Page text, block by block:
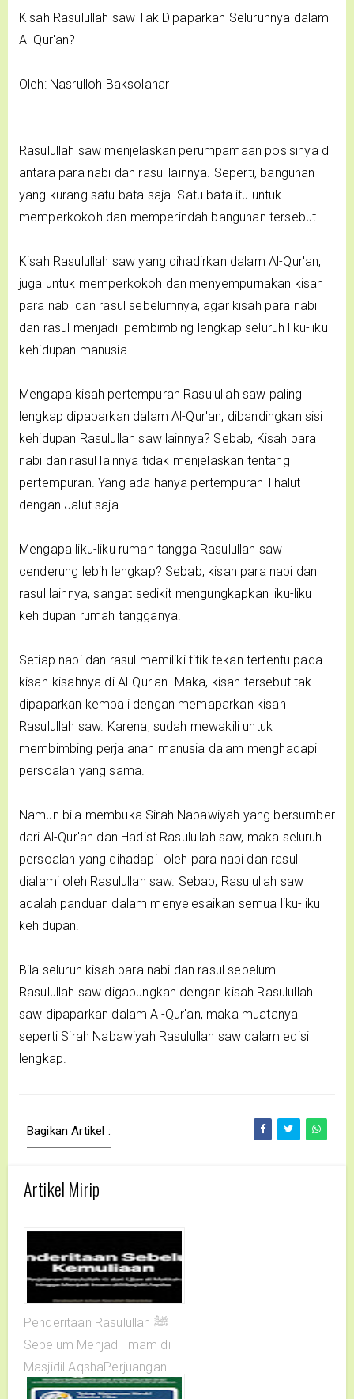
Kisah Rasulullah saw Tak Dipaparkan Seluruhnya dalam
Al-Qur'an?
Oleh: Nasrulloh Baksolahar
Rasulullah saw menjelaskan perumpamaan posisinya di
antara para nabi dan rasul lainnya. Seperti, bangunan
yang kurang satu bata saja. Satu bata itu untuk
memperkokoh dan memperindah bangunan tersebut.
Kisah Rasulullah saw yang dihadirkan dalam Al-Qur'an,
juga untuk memperkokoh dan menyempurnakan kisah
para nabi dan rasul sebelumnya, agar kisah para nabi
dan rasul menjadi pembimbing lengkap seluruh liku-liku
kehidupan manusia.
Mengapa kisah pertempuran Rasulullah saw paling
lengkap dipaparkan dalam Al-Qur'an, dibandingkan sisi
kehidupan Rasulullah saw lainnya? Sebab, Kisah para
nabi dan rasul lainnya tidak menjelaskan tentang
pertempuran. Yang ada hanya pertempuran Thalut
dengan Jalut saja.
Mengapa liku-liku rumah tangga Rasulullah saw
cenderung lebih lengkap? Sebab, kisah para nabi dan
rasul lainnya, sangat sedikit mengungkapkan liku-liku
kehidupan rumah tangganya.
Setiap nabi dan rasul memiliki titik tekan tertentu pada
kisah-kisahnya di Al-Qur'an. Maka, kisah tersebut tak
dipaparkan kembali dengan memaparkan kisah
Rasulullah saw. Karena, sudah mewakili untuk
membimbing perjalanan manusia dalam menghadapi
persoalan yang sama.
Namun bila membuka Sirah Nabawiyah yang bersumber
dari Al-Qur'an dan Hadist Rasulullah saw, maka seluruh
persoalan yang dihadapi oleh para nabi dan rasul
dialami oleh Rasulullah saw. Sebab, Rasulullah saw
adalah panduan dalam menyelesaikan semua liku-liku
kehidupan.
Bila seluruh kisah para nabi dan rasul sebelum
Rasulullah saw digabungkan dengan kisah Rasulullah
saw dipaparkan dalam Al-Qur'an, maka muatanya
seperti Sirah Nabawiyah Rasulullah saw dalam edisi
lengkap.
Bagikan Artikel :
Artikel Mirip
Penderitaan Rasulullah ﷺ
Sebelum Menjadi Imam di
Masjidil AqshaPerjuangan
Rasulullah ﷺ menghadapi